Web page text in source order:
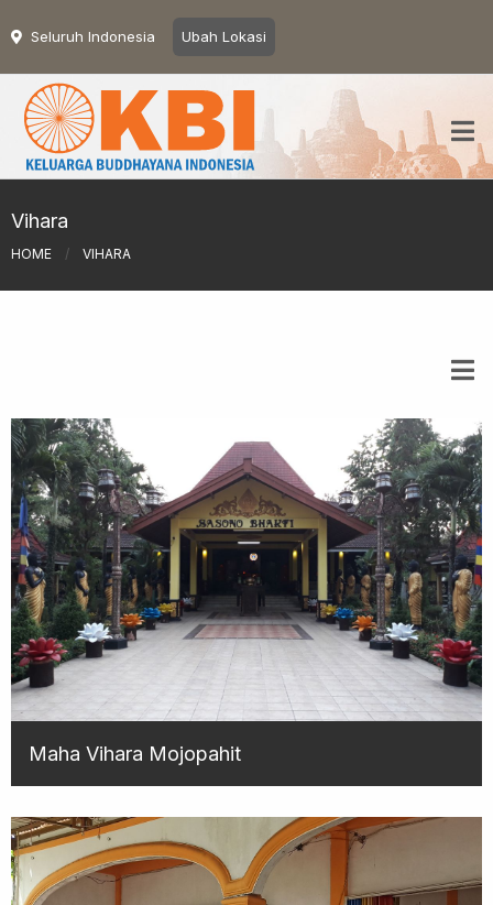
Seluruh Indonesia Ubah Lokasi
Vihara
HOME / VIHARA
Maha Vihara Mojopahit